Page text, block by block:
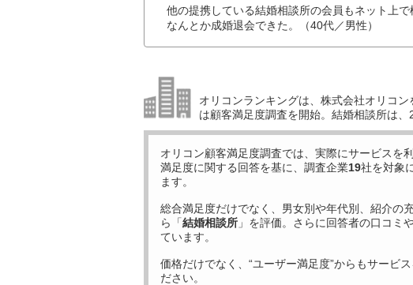
他の提携している結婚相談所の会員もネット上
なんとか成婚退会できた。（40代／男性）
オリコンランキングは、株式会社オリコ
は顧客満足度調査を開始。結婚相談所は
オリコン顧客満足度調査では、実際にサービスを
満足度に関する回答を基に、調査企業19社を対象
ます。
総合満足度だけでなく、男女別や年代別、紹介の
ら「結婚相談所 」を評価。さらに回答者の口コミ
ています。
価格だけでなく、“ユーザー満足度”からもサービ
ださい。